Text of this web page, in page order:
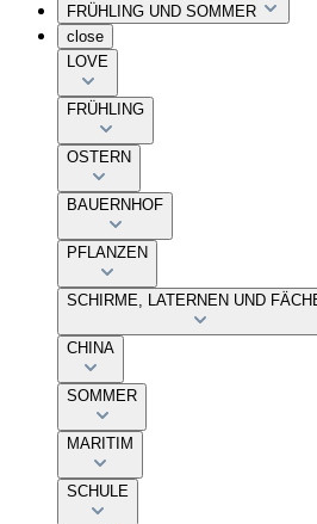
FRÜHLING UND SOMMER
close
LOVE
FRÜHLING
OSTERN
BAUERNHOF
PFLANZEN
SCHIRME, LATERNEN UND
CHINA
SOMMER
MARITIM
SCHULE